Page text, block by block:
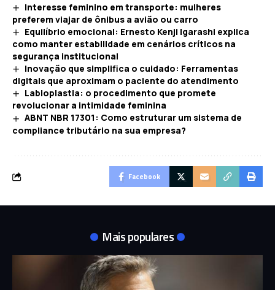
Interesse feminino em transporte: mulheres
preferem viajar de ônibus a avião ou carro
Equilíbrio emocional: Ernesto Kenji Igarashi explica
como manter estabilidade em cenários críticos na
segurança institucional
Inovação que simplifica o cuidado: Ferramentas
digitais que aproximam o paciente do atendimento
Labioplastia: o procedimento que promete
revolucionar a intimidade feminina
ABNT NBR 17301: Como estruturar um sistema de
compliance tributário na sua empresa?
Facebook
Mais populares